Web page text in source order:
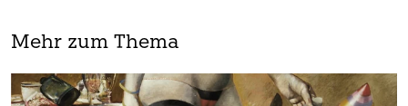
Mehr zum Thema